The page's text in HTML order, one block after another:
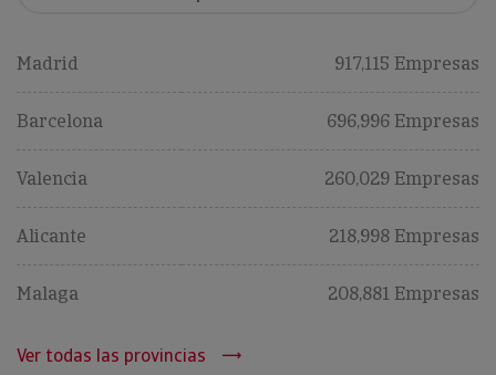
Madrid 917,115 Empresas
Barcelona 696,996 Empresas
Valencia 260,029 Empresas
Alicante 218,998 Empresas
Malaga 208,881 Empresas
Ver todas las provincias